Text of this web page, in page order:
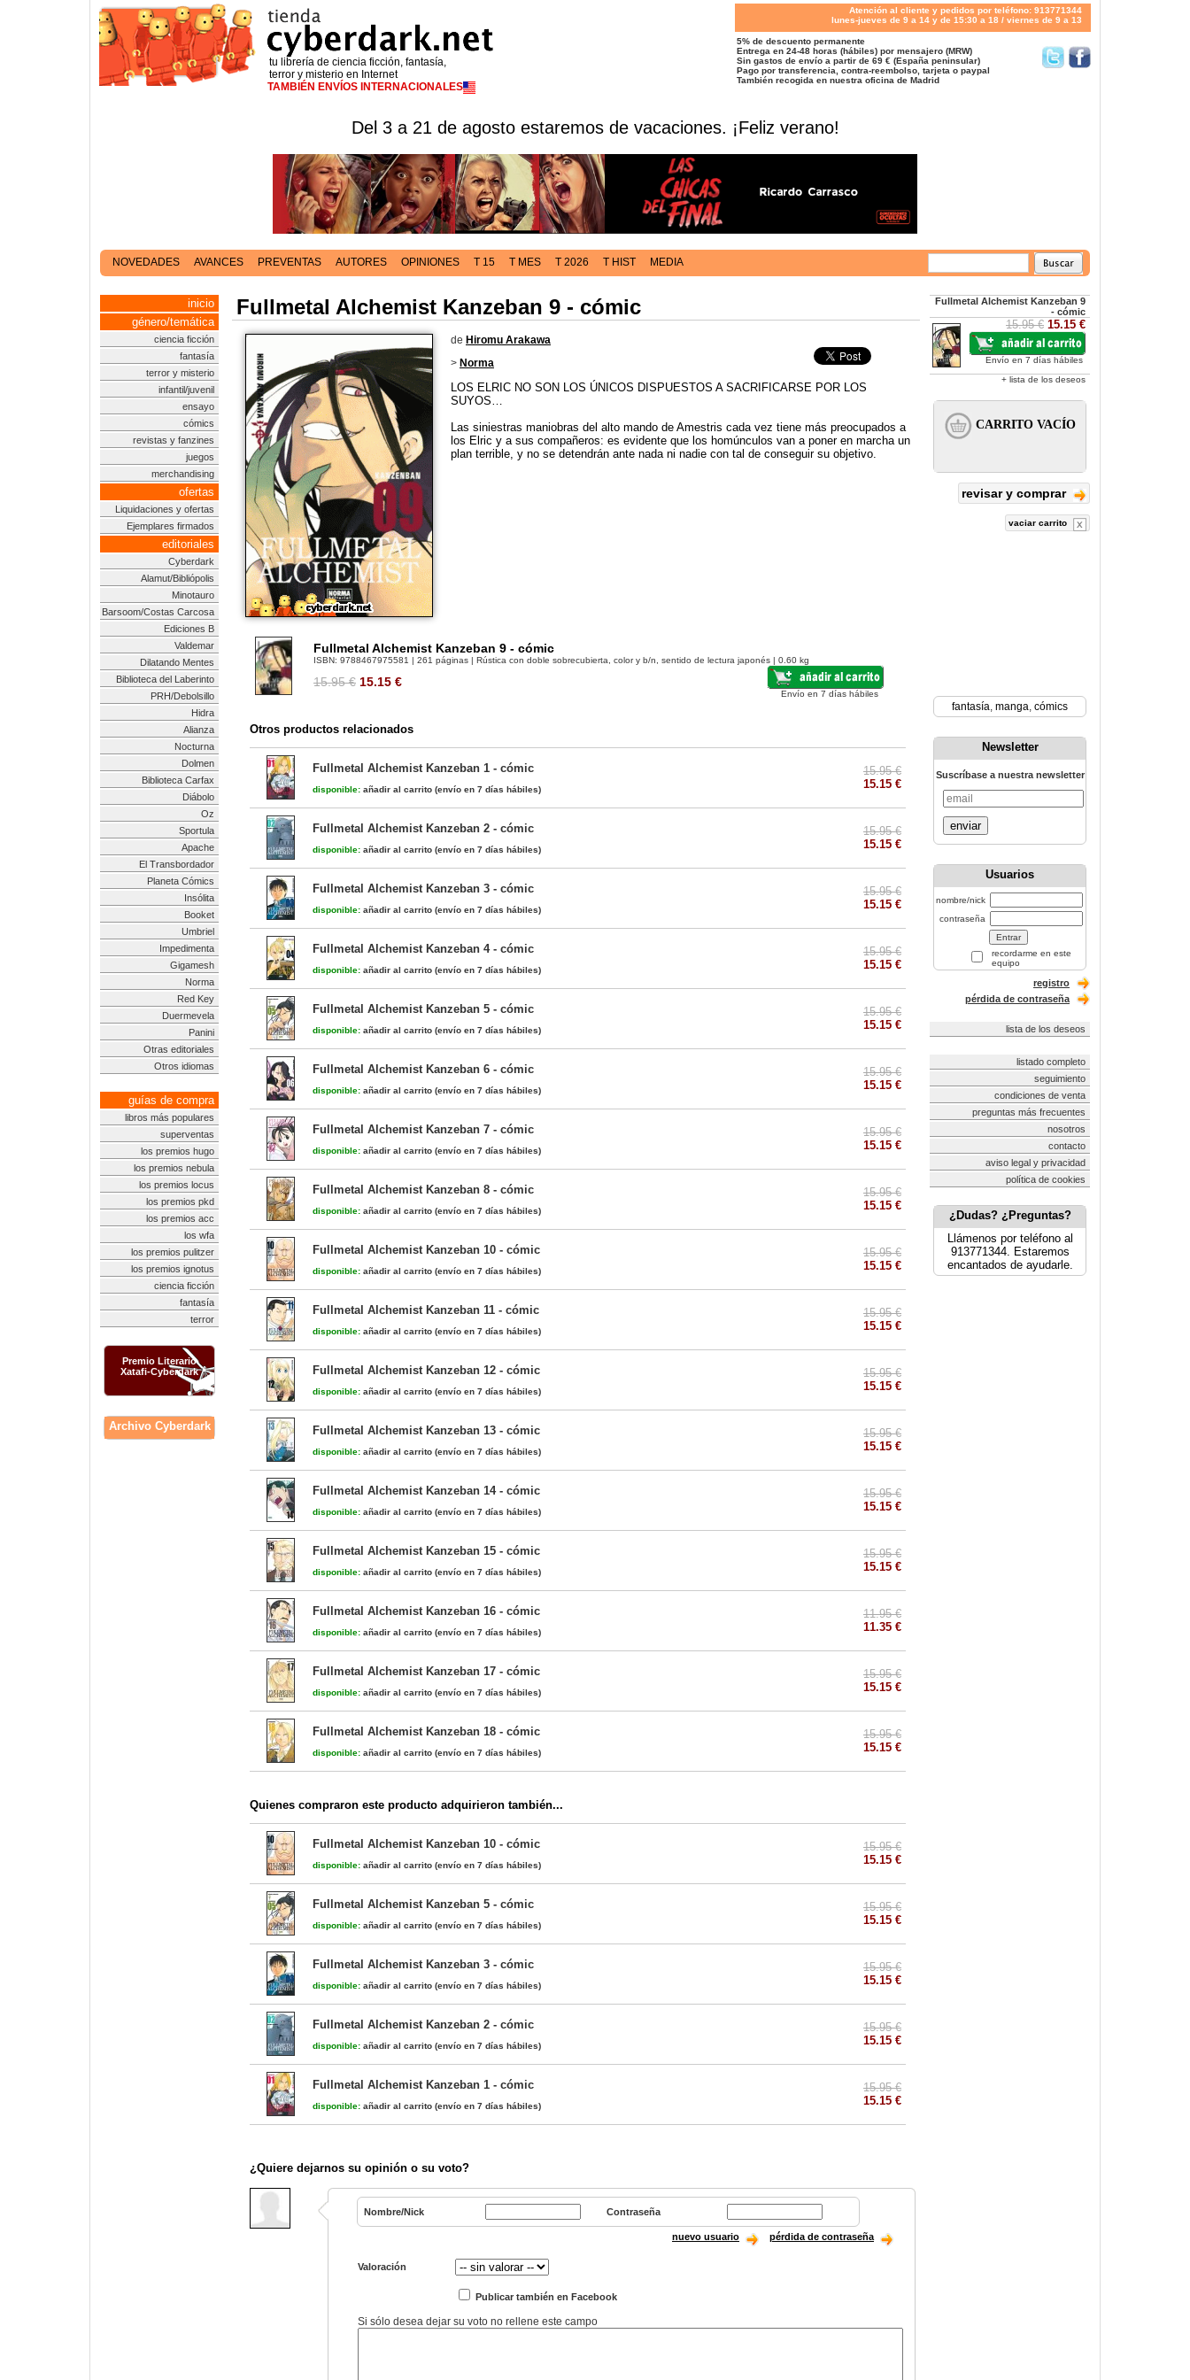
tu librería de ciencia ficción, fantasía,
terror y misterio en Internet
TAMBIÉN ENVÍOS INTERNACIONALES
Atención al cliente y pedidos por teléfono: 913771344
lunes-jueves de 9 a 14 y de 15:30 a 18 / viernes de 9 a 13
5% de descuento permanente
Entrega en 24-48 horas (hábiles) por mensajero (MRW)
Sin gastos de envío a partir de 69 € (España peninsular)
Pago por transferencia, contra-reembolso, tarjeta o paypal
También recogida en nuestra oficina de Madrid
Del 3 a 21 de agosto estaremos de vacaciones. ¡Feliz verano!
NOVEDADES AVANCES PREVENTAS AUTORES OPINIONES T 15 T MES T 2026 T HIST MEDIA
inicio
género/temática
ciencia ficción
fantasía
terror y misterio
infantil/juvenil
ensayo
cómics
revistas y fanzines
juegos
merchandising
ofertas
Liquidaciones y ofertas
Ejemplares firmados
editoriales
Cyberdark
Alamut/Bibliópolis
Minotauro
Barsoom/Costas Carcosa
Ediciones B
Valdemar
Dilatando Mentes
Biblioteca del Laberinto
PRH/Debolsillo
Hidra
Alianza
Nocturna
Dolmen
Biblioteca Carfax
Diábolo
Oz
Sportula
Apache
El Transbordador
Planeta Cómics
Insólita
Booket
Umbriel
Impedimenta
Gigamesh
Norma
Red Key
Duermevela
Panini
Otras editoriales
Otros idiomas
guías de compra
libros más populares
superventas
los premios hugo
los premios nebula
los premios locus
los premios pkd
los premios acc
los wfa
los premios pulitzer
los premios ignotus
ciencia ficción
fantasía
terror
Premio Literario
Xatafi-Cyberdark
Archivo Cyberdark
Fullmetal Alchemist Kanzeban 9 - cómic
de Hiromu Arakawa
> Norma
LOS ELRIC NO SON LOS ÚNICOS DISPUESTOS A SACRIFICARSE POR LOS
SUYOS…
Las siniestras maniobras del alto mando de Amestris cada vez tiene más preocupados a
los Elric y a sus compañeros: es evidente que los homúnculos van a poner en marcha un
plan terrible, y no se detendrán ante nada ni nadie con tal de conseguir su objetivo.
Fullmetal Alchemist Kanzeban 9 - cómic
ISBN: 9788467975581 | 261 páginas | Rústica con doble sobrecubierta, color y b/n, sentido de lectura japonés | 0.60 kg
15.95 € 15.15 €
Envío en 7 días hábiles
Otros productos relacionados
Fullmetal Alchemist Kanzeban 1 - cómic
disponible: añadir al carrito (envío en 7 días hábiles)
15.95 €
15.15 €
Fullmetal Alchemist Kanzeban 2 - cómic
disponible: añadir al carrito (envío en 7 días hábiles)
15.95 €
15.15 €
Fullmetal Alchemist Kanzeban 3 - cómic
disponible: añadir al carrito (envío en 7 días hábiles)
15.95 €
15.15 €
Fullmetal Alchemist Kanzeban 4 - cómic
disponible: añadir al carrito (envío en 7 días hábiles)
15.95 €
15.15 €
Fullmetal Alchemist Kanzeban 5 - cómic
disponible: añadir al carrito (envío en 7 días hábiles)
15.95 €
15.15 €
Fullmetal Alchemist Kanzeban 6 - cómic
disponible: añadir al carrito (envío en 7 días hábiles)
15.95 €
15.15 €
Fullmetal Alchemist Kanzeban 7 - cómic
disponible: añadir al carrito (envío en 7 días hábiles)
15.95 €
15.15 €
Fullmetal Alchemist Kanzeban 8 - cómic
disponible: añadir al carrito (envío en 7 días hábiles)
15.95 €
15.15 €
Fullmetal Alchemist Kanzeban 10 - cómic
disponible: añadir al carrito (envío en 7 días hábiles)
15.95 €
15.15 €
Fullmetal Alchemist Kanzeban 11 - cómic
disponible: añadir al carrito (envío en 7 días hábiles)
15.95 €
15.15 €
Fullmetal Alchemist Kanzeban 12 - cómic
disponible: añadir al carrito (envío en 7 días hábiles)
15.95 €
15.15 €
Fullmetal Alchemist Kanzeban 13 - cómic
disponible: añadir al carrito (envío en 7 días hábiles)
15.95 €
15.15 €
Fullmetal Alchemist Kanzeban 14 - cómic
disponible: añadir al carrito (envío en 7 días hábiles)
15.95 €
15.15 €
Fullmetal Alchemist Kanzeban 15 - cómic
disponible: añadir al carrito (envío en 7 días hábiles)
15.95 €
15.15 €
Fullmetal Alchemist Kanzeban 16 - cómic
disponible: añadir al carrito (envío en 7 días hábiles)
11.95 €
11.35 €
Fullmetal Alchemist Kanzeban 17 - cómic
disponible: añadir al carrito (envío en 7 días hábiles)
15.95 €
15.15 €
Fullmetal Alchemist Kanzeban 18 - cómic
disponible: añadir al carrito (envío en 7 días hábiles)
15.95 €
15.15 €
Quienes compraron este producto adquirieron también...
Fullmetal Alchemist Kanzeban 10 - cómic
disponible: añadir al carrito (envío en 7 días hábiles)
15.95 €
15.15 €
Fullmetal Alchemist Kanzeban 5 - cómic
disponible: añadir al carrito (envío en 7 días hábiles)
15.95 €
15.15 €
Fullmetal Alchemist Kanzeban 3 - cómic
disponible: añadir al carrito (envío en 7 días hábiles)
15.95 €
15.15 €
Fullmetal Alchemist Kanzeban 2 - cómic
disponible: añadir al carrito (envío en 7 días hábiles)
15.95 €
15.15 €
Fullmetal Alchemist Kanzeban 1 - cómic
disponible: añadir al carrito (envío en 7 días hábiles)
15.95 €
15.15 €
¿Quiere dejarnos su opinión o su voto?
Nombre/Nick Contraseña
nuevo usuario pérdida de contraseña
Valoración
Publicar también en Facebook
Si sólo desea dejar su voto no rellene este campo
Fullmetal Alchemist Kanzeban 9
- cómic
15.95 € 15.15 €
Envío en 7 días hábiles
+ lista de los deseos
revisar y comprar
vaciar carrito
fantasía, manga, cómics
Newsletter
Suscríbase a nuestra newsletter
enviar
Usuarios
nombre/nick
contraseña
recordarme en este
equipo
registro
pérdida de contraseña
lista de los deseos
listado completo
seguimiento
condiciones de venta
preguntas más frecuentes
nosotros
contacto
aviso legal y privacidad
política de cookies
¿Dudas? ¿Preguntas?
Llámenos por teléfono al
913771344. Estaremos
encantados de ayudarle.